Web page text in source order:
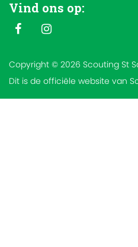
Vind ons op:
Copyright © 2026 Scouting St
Dit is de officiële website van